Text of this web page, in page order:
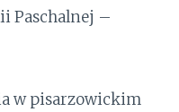
Paschalnej –
w pisarzowickim